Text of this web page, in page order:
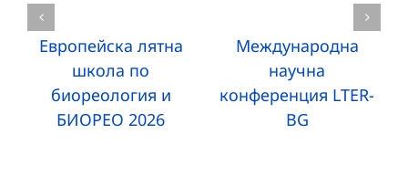
Европейска лятна
школа по
биореология и
БИОРЕО 2026
Международна
научна
конференция LTER-
BG